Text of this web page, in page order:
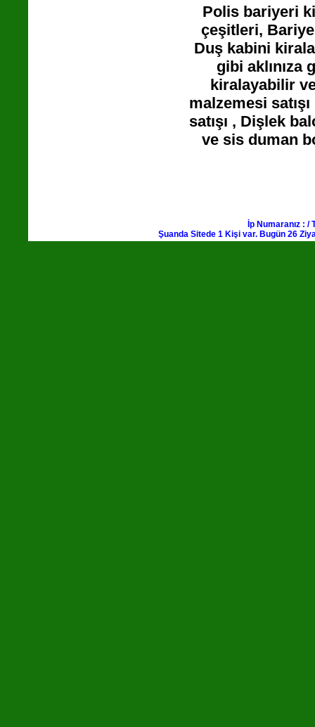
Polis bariyeri
çeşitleri,
Duş kabini
gibi
kiralayabilir
malzemesi
satışı , Dişlek
ve sis duman
İp Numaranız :
Şuanda Sitede 1 Kişi var. Bugün 26